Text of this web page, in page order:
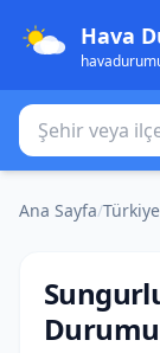
Hava
Şehir veya ilçe
Ana Sayfa/Türkiye